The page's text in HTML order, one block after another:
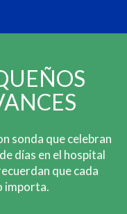
sonda que celebran
días en el hospital
que cada
importa.